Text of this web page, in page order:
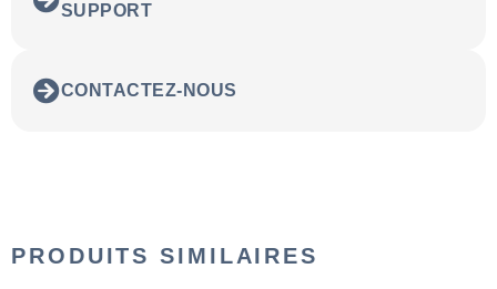
SUPPORT
CONTACTEZ-NOUS
PRODUITS SIMILAIRES